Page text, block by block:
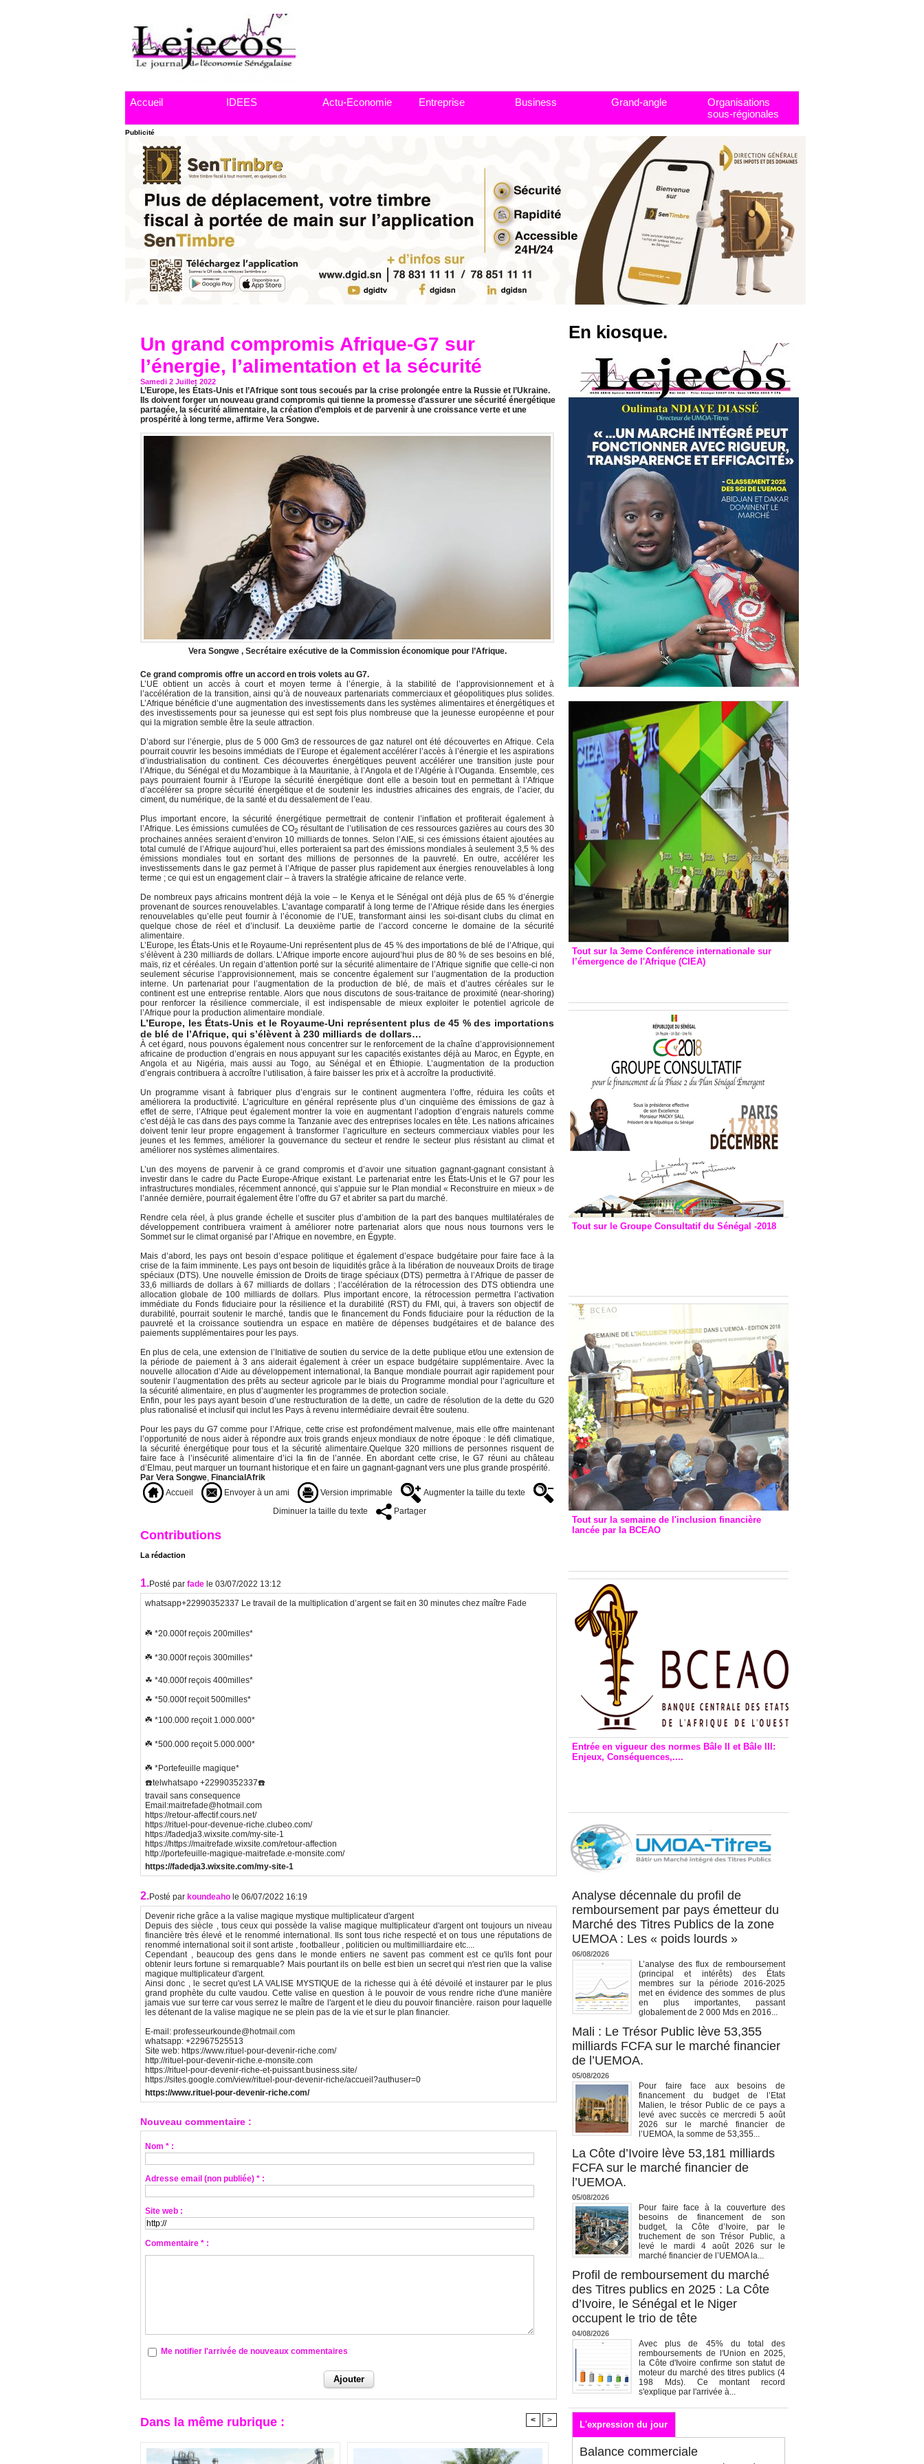
Accueil IDEES Actu-Economie Entreprise Business Grand-angle
Organisations
sous-régionales
Publicité
Un grand compromis Afrique-G7 sur
l’énergie, l’alimentation et la sécurité
Samedi 2 Juillet 2022
L’Europe, les États-Unis et l’Afrique sont tous secoués par la crise prolongée entre la Russie et l’Ukraine.
Ils doivent forger un nouveau grand compromis qui tienne la promesse d’assurer une sécurité énergétique
partagée, la sécurité alimentaire, la création d’emplois et de parvenir à une croissance verte et une
prospérité à long terme, affirme Vera Songwe.
Vera Songwe , Secrétaire exécutive de la Commission économique pour l’Afrique.
Ce grand compromis offre un accord en trois volets au G7.
L’UE obtient un accès à court et moyen terme à l’énergie, à la stabilité de l’approvisionnement et à
l’accélération de la transition, ainsi qu’à de nouveaux partenariats commerciaux et géopolitiques plus solides.
L’Afrique bénéficie d’une augmentation des investissements dans les systèmes alimentaires et énergétiques et
des investissements pour sa jeunesse qui est sept fois plus nombreuse que la jeunesse européenne et pour
qui la migration semble être la seule attraction.
D’abord sur l’énergie, plus de 5 000 Gm3 de ressources de gaz naturel ont été découvertes en Afrique. Cela
pourrait couvrir les besoins immédiats de l’Europe et également accélérer l’accès à l’énergie et les aspirations
d’industrialisation du continent. Ces découvertes énergétiques peuvent accélérer une transition juste pour
l’Afrique, du Sénégal et du Mozambique à la Mauritanie, à l’Angola et de l’Algérie à l’Ouganda. Ensemble, ces
pays pourraient fournir à l’Europe la sécurité énergétique dont elle a besoin tout en permettant à l’Afrique
d’accélérer sa propre sécurité énergétique et de soutenir les industries africaines des engrais, de l’acier, du
ciment, du numérique, de la santé et du dessalement de l’eau.
Plus important encore, la sécurité énergétique permettrait de contenir l’inflation et profiterait également à
l’Afrique. Les émissions cumulées de CO2 résultant de l’utilisation de ces ressources gazières au cours des 30
prochaines années seraient d’environ 10 milliards de tonnes. Selon l’AIE, si ces émissions étaient ajoutées au
total cumulé de l’Afrique aujourd’hui, elles porteraient sa part des émissions mondiales à seulement 3,5 % des
émissions mondiales tout en sortant des millions de personnes de la pauvreté. En outre, accélérer les
investissements dans le gaz permet à l’Afrique de passer plus rapidement aux énergies renouvelables à long
terme ; ce qui est un engagement clair – à travers la stratégie africaine de relance verte.
De nombreux pays africains montrent déjà la voie – le Kenya et le Sénégal ont déjà plus de 65 % d’énergie
provenant de sources renouvelables. L’avantage comparatif à long terme de l’Afrique réside dans les énergies
renouvelables qu’elle peut fournir à l’économie de l’UE, transformant ainsi les soi-disant clubs du climat en
quelque chose de réel et d’inclusif. La deuxième partie de l’accord concerne le domaine de la sécurité
alimentaire.
L’Europe, les États-Unis et le Royaume-Uni représentent plus de 45 % des importations de blé de l’Afrique, qui
s’élèvent à 230 milliards de dollars. L’Afrique importe encore aujourd’hui plus de 80 % de ses besoins en blé,
maïs, riz et céréales. Un regain d’attention porté sur la sécurité alimentaire de l’Afrique signifie que celle-ci non
seulement sécurise l’approvisionnement, mais se concentre également sur l’augmentation de la production
interne. Un partenariat pour l’augmentation de la production de blé, de maïs et d’autres céréales sur le
continent est une entreprise rentable. Alors que nous discutons de sous-traitance de proximité (near-shoring)
pour renforcer la résilience commerciale, il est indispensable de mieux exploiter le potentiel agricole de
l’Afrique pour la production alimentaire mondiale.
L’Europe, les États-Unis et le Royaume-Uni représentent plus de 45 % des importations
de blé de l’Afrique, qui s’élèvent à 230 milliards de dollars…
À cet égard, nous pouvons également nous concentrer sur le renforcement de la chaîne d’approvisionnement
africaine de production d’engrais en nous appuyant sur les capacités existantes déjà au Maroc, en Égypte, en
Angola et au Nigéria, mais aussi au Togo, au Sénégal et en Éthiopie. L’augmentation de la production
d’engrais contribuera à accroître l’utilisation, à faire baisser les prix et à accroître la productivité.
Un programme visant à fabriquer plus d’engrais sur le continent augmentera l’offre, réduira les coûts et
améliorera la productivité. L’agriculture en général représente plus d’un cinquième des émissions de gaz à
effet de serre, l’Afrique peut également montrer la voie en augmentant l’adoption d’engrais naturels comme
c’est déjà le cas dans des pays comme la Tanzanie avec des entreprises locales en tête. Les nations africaines
doivent tenir leur propre engagement à transformer l’agriculture en secteurs commerciaux viables pour les
jeunes et les femmes, améliorer la gouvernance du secteur et rendre le secteur plus résistant au climat et
améliorer nos systèmes alimentaires.
L’un des moyens de parvenir à ce grand compromis et d’avoir une situation gagnant-gagnant consistant à
investir dans le cadre du Pacte Europe-Afrique existant. Le partenariat entre les États-Unis et le G7 pour les
infrastructures mondiales, récemment annoncé, qui s’appuie sur le Plan mondial « Reconstruire en mieux » de
l’année dernière, pourrait également être l’offre du G7 et abriter sa part du marché.
Rendre cela réel, à plus grande échelle et susciter plus d’ambition de la part des banques multilatérales de
développement contribuera vraiment à améliorer notre partenariat alors que nous nous tournons vers le
Sommet sur le climat organisé par l’Afrique en novembre, en Égypte.
Mais d’abord, les pays ont besoin d’espace politique et également d’espace budgétaire pour faire face à la
crise de la faim imminente. Les pays ont besoin de liquidités grâce à la libération de nouveaux Droits de tirage
spéciaux (DTS). Une nouvelle émission de Droits de tirage spéciaux (DTS) permettra à l’Afrique de passer de
33,6 milliards de dollars à 67 milliards de dollars ; l’accélération de la rétrocession des DTS obtiendra une
allocation globale de 100 milliards de dollars. Plus important encore, la rétrocession permettra l’activation
immédiate du Fonds fiduciaire pour la résilience et la durabilité (RST) du FMI, qui, à travers son objectif de
durabilité, pourrait soutenir le marché, tandis que le financement du Fonds fiduciaire pour la réduction de la
pauvreté et la croissance soutiendra un espace en matière de dépenses budgétaires et de balance des
paiements supplémentaires pour les pays.
En plus de cela, une extension de l’Initiative de soutien du service de la dette publique et/ou une extension de
la période de paiement à 3 ans aiderait également à créer un espace budgétaire supplémentaire. Avec la
nouvelle allocation d’Aide au développement international, la Banque mondiale pourrait agir rapidement pour
soutenir l’augmentation des prêts au secteur agricole par le biais du Programme mondial pour l’agriculture et
la sécurité alimentaire, en plus d’augmenter les programmes de protection sociale.
Enfin, pour les pays ayant besoin d’une restructuration de la dette, un cadre de résolution de la dette du G20
plus rationalisé et inclusif qui inclut les Pays à revenu intermédiaire devrait être soutenu.
Pour les pays du G7 comme pour l’Afrique, cette crise est profondément malvenue, mais elle offre maintenant
l’opportunité de nous aider à répondre aux trois grands enjeux mondiaux de notre époque : le défi climatique,
la sécurité énergétique pour tous et la sécurité alimentaire.Quelque 320 millions de personnes risquent de
faire face à l’insécurité alimentaire d’ici la fin de l’année. En abordant cette crise, le G7 réuni au château
d’Elmau, peut marquer un tournant historique et en faire un gagnant-gagnant vers une plus grande prospérité.
Par Vera Songwe, FinancialAfrik
Accueil
Envoyer à un ami Version imprimable
Augmenter la taille du texte
Diminuer la taille du texte
Partager
Contributions
La rédaction
1.Posté par fade le 03/07/2022 13:12
whatsapp+22990352337 Le travail de la multiplication d’argent se fait en 30 minutes chez maître Fade
☘️ *20.000f reçois 200milles*
☘️ *30.000f reçois 300milles*
☘ *40.000f reçois 400milles*
☘ *50.000f reçoit 500milles*
☘️ *100.000 reçoit 1.000.000*
☘️ *500.000 reçoit 5.000.000*
☘️ *Portefeuille magique*
☎️telwhatsapo +22990352337☎️
travail sans consequence
Email:maitrefade@hotmail.com
https://retour-affectif.cours.net/
https://rituel-pour-devenue-riche.clubeo.com/
https://fadedja3.wixsite.com/my-site-1
https://https://maitrefade.wixsite.com/retour-affection
http://portefeuille-magique-maitrefade.e-monsite.com/
https://fadedja3.wixsite.com/my-site-1
2.Posté par koundeaho le 06/07/2022 16:19
Devenir riche grâce a la valise magique mystique multiplicateur d'argent
Depuis des siècle , tous ceux qui possède la valise magique multiplicateur d'argent ont toujours un niveau
financière très élevé et le renommé international. Ils sont tous riche respecté et on tous une réputations de
renommé international soit il sont artiste , footballeur , politicien ou multimilliardaire etc....
Cependant , beaucoup des gens dans le monde entiers ne savent pas comment est ce qu'ils font pour
obtenir leurs fortune si remarquable? Mais pourtant ils on belle est bien un secret qui n'est rien que la valise
magique multiplicateur d'argent.
Ainsi donc , le secret qu'est LA VALISE MYSTIQUE de la richesse qui à été dévoilé et instaurer par le plus
grand prophète du culte vaudou. Cette valise en question à le pouvoir de vous rendre riche d'une manière
jamais vue sur terre car vous serrez le maître de l'argent et le dieu du pouvoir financière. raison pour laquelle
les détenant de la valise magique ne se plein pas de la vie et sur le plan financier.
E-mail: professeurkounde@hotmail.com
whatsapp: +22967525513
Site web: https://www.rituel-pour-devenir-riche.com/
http://rituel-pour-devenir-riche.e-monsite.com
https://rituel-pour-devenir-riche-et-puissant.business.site/
https://sites.google.com/view/rituel-pour-devenir-riche/accueil?authuser=0
https://www.rituel-pour-devenir-riche.com/
Nouveau commentaire :
Nom * :
Adresse email (non publiée) * :
Site web :
Commentaire * :
Me notifier l'arrivée de nouveaux commentaires
Dans la même rubrique : < >
En kiosque.
Tout sur la 3eme Conférence internationale sur
l’émergence de l'Afrique (CIEA)
Tout sur le Groupe Consultatif du Sénégal -2018
Tout sur la semaine de l'inclusion financière
lancée par la BCEAO
Entrée en vigueur des normes Bâle II et Bâle III:
Enjeux, Conséquences,....
Analyse décennale du profil de
remboursement par pays émetteur du
Marché des Titres Publics de la zone
UEMOA : Les « poids lourds »
06/08/2026
L’analyse des flux de remboursement
(principal et intérêts) des États
membres sur la période 2016-2025
met en évidence des sommes de plus
en plus importantes, passant
globalement de 2 000 Mds en 2016...
Mali : Le Trésor Public lève 53,355
milliards FCFA sur le marché financier
de l’UEMOA.
05/08/2026
Pour faire face aux besoins de
financement du budget de l’Etat
Malien, le trésor Public de ce pays a
levé avec succès ce mercredi 5 août
2026 sur le marché financier de
l’UEMOA, la somme de 53,355...
La Côte d’Ivoire lève 53,181 milliards
FCFA sur le marché financier de
l’UEMOA.
05/08/2026
Pour faire face à la couverture des
besoins de financement de son
budget, la Côte d’Ivoire, par le
truchement de son Trésor Public, a
levé le mardi 4 août 2026 sur le
marché financier de l’UEMOA la...
Profil de remboursement du marché
des Titres publics en 2025 : La Côte
d’Ivoire, le Sénégal et le Niger
occupent le trio de tête
04/08/2026
Avec plus de 45% du total des
remboursements de l'Union en 2025,
la Côte d'Ivoire confirme son statut de
moteur du marché des titres publics (4
198 Mds). Ce montant record
s'explique par l'arrivée à...
L'expression du jour
Balance commerciale